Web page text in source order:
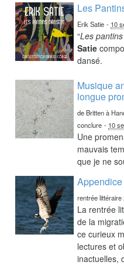
Les
Erik Satie - 10
“Les
Satie
dansé.
Musique
longue
de Britten à
conclure - 10
Une
mauvais
que je ne
Appendice
rentrée littéraire
La rentrée
de la
ce curieux
lectures et
inactuelles,